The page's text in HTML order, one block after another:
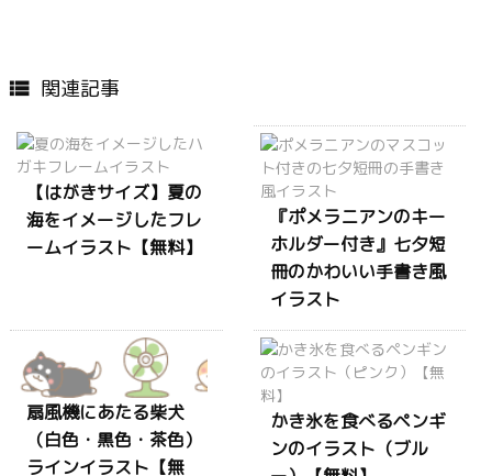
 関連記事
【はがきサイズ】夏の
海をイメージしたフレ
ームイラスト【無料】
『ポメラニアンのキー
ホルダー付き』七夕短
冊のかわいい手書き風
イラスト
扇風機にあたる柴犬
（白色・黒色・茶色）
ラインイラスト【無
かき氷を食べるペンギ
ンのイラスト（ブル